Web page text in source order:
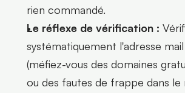
rien commandé.
Le réflexe de vérification :
systématiquement l'adresse
(méfiez-vous des domaines
ou des fautes de frappe dans le